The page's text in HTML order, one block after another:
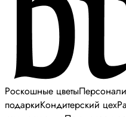
Роскошные цветы
подаркиКондитерский цех